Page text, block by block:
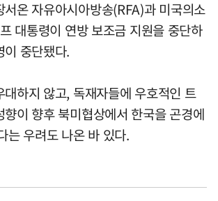
서온 자유아시아방송(RFA)과 미국의소
대통령이 연방 보조금 지원을 중단하
이 중단됐다.
대하지 않고, 독재자들에 우호적인 트
향이 향후 북미협상에서 한국을 곤경에
는 우려도 나온 바 있다.